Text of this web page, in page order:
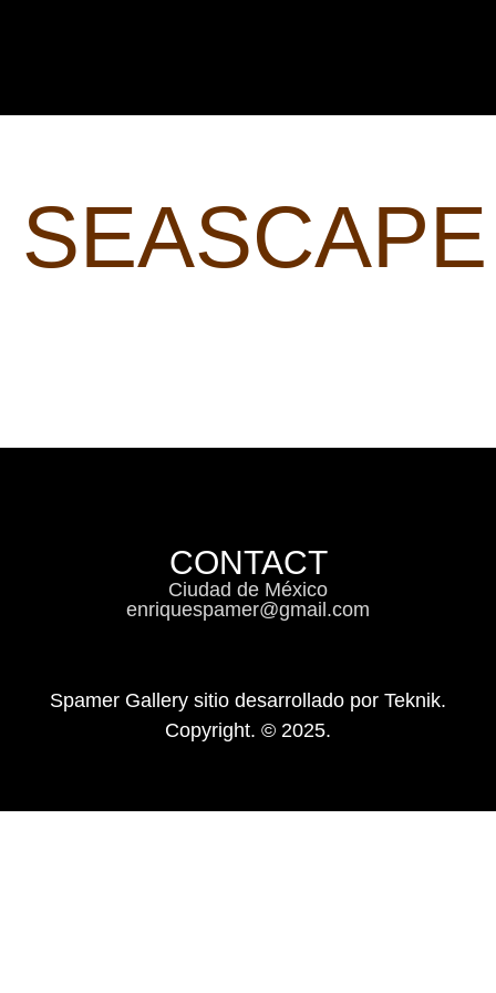
SEASCAPE
CONTACT
Ciudad de México
enriquespamer@gmail.com
Spamer Gallery sitio desarrollado por Teknik.
Copyright. © 2025.